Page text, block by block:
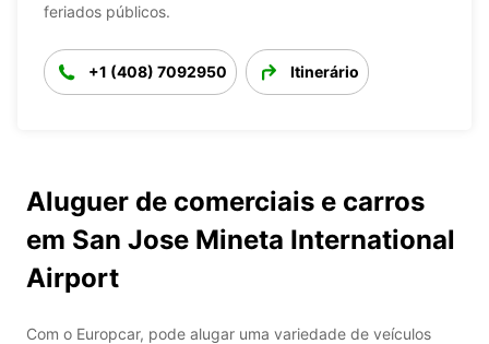
feriados públicos.
+1 (408) 7092950 Itinerário
Aluguer de comerciais e carros
em San Jose Mineta International
Airport
Com o Europcar, pode alugar uma variedade de veículos